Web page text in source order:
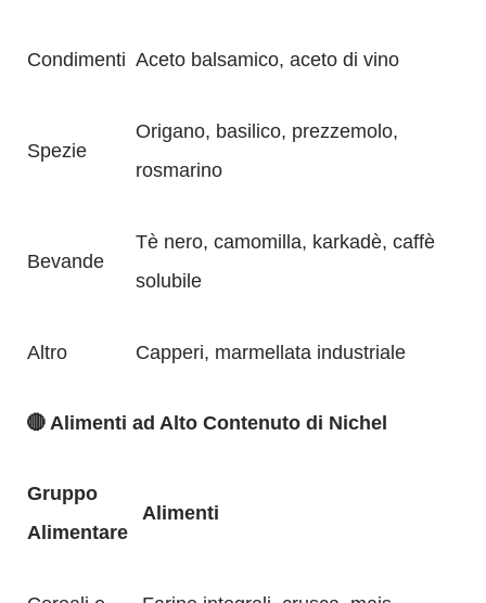
Condimenti Aceto balsamico, aceto di vino
Spezie
Origano, basilico, prezzemolo,
rosmarino
Bevande
Tè nero, camomilla, karkadè, caffè
solubile
Altro Capperi, marmellata industriale
🔴 Alimenti ad Alto Contenuto di Nichel
Gruppo
Alimentare
Alimenti